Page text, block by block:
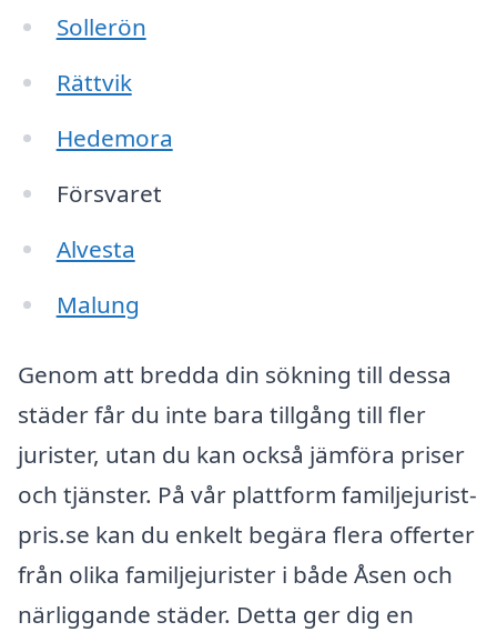
Sollerön
Rättvik
Hedemora
Försvaret
Alvesta
Malung
Genom att bredda din sökning till dessa
städer får du inte bara tillgång till fler
jurister, utan du kan också jämföra priser
och tjänster. På vår plattform familjejurist-
pris.se kan du enkelt begära flera offerter
från olika familjejurister i både Åsen och
närliggande städer. Detta ger dig en